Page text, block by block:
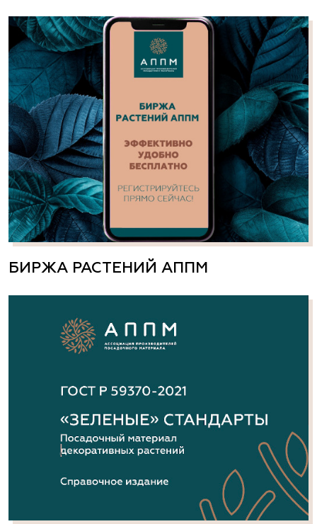
БИРЖА РАСТЕНИЙ АППМ